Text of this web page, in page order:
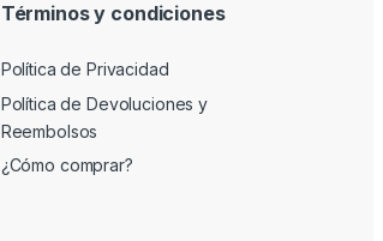
Términos y condiciones
Política de Privacidad
Política de Devoluciones y
Reembolsos
¿Cómo comprar?